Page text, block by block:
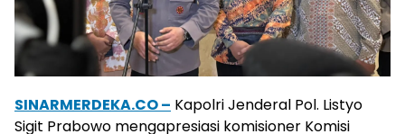
SINARMERDEKA.CO – Kapolri Jenderal Pol. Listyo
Sigit Prabowo mengapresiasi komisioner Komisi